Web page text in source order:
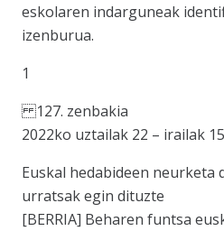
eskolaren indarguneak
izenburua.
1
127. zenbakia
2022ko uztailak 22 – irailak 15
Euskal hedabideen neurketa
urratsak egin dituzte
[BERRIA] Beharen funtsa